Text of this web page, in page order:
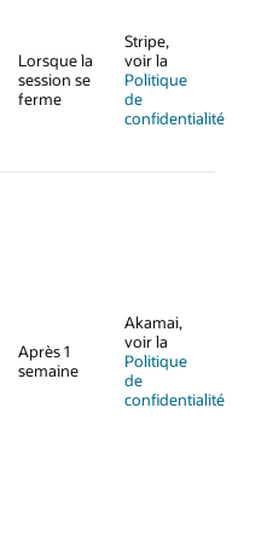
Lorsque la
session se
ferme
Stripe,
voir la
Politique
de
confidentialité
Après 1
semaine
Akamai,
voir la
Politique
de
confidentialité